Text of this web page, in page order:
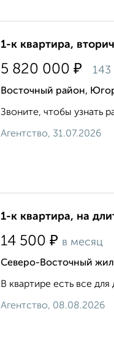
1-к квартира,
5 820 000 ₽ 143
Восточный район,
Звоните, чтобы узнать
Агентство, 31.07.2026
1-к квартира, на
14 500 ₽ в месяц
Северо-Восточный
В квартире есть все
Агентство, 08.08.2026